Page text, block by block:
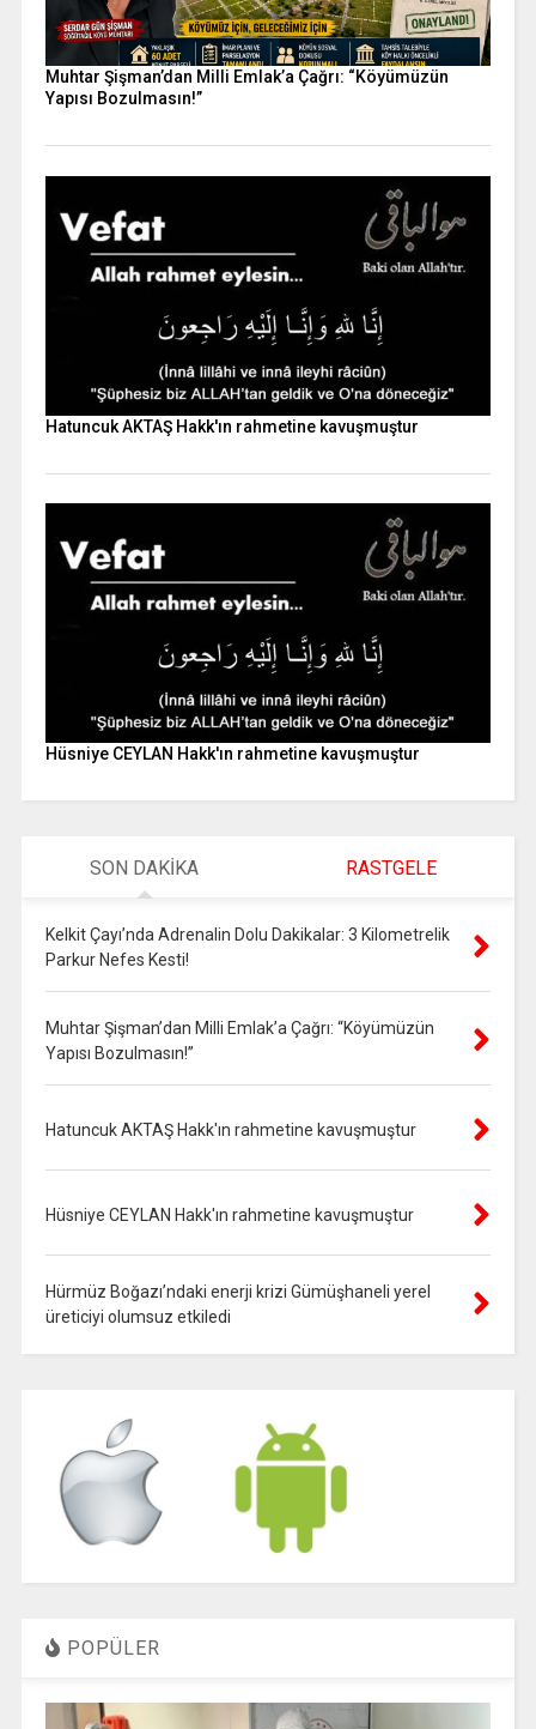
Muhtar Şişman’dan Milli Emlak’a Çağrı: “Köyümüzün
Yapısı Bozulmasın!”
Hatuncuk AKTAŞ Hakk'ın rahmetine kavuşmuştur
Hüsniye CEYLAN Hakk'ın rahmetine kavuşmuştur
SON DAKİKA RASTGELE
Kelkit Çayı’nda Adrenalin Dolu Dakikalar: 3 Kilometrelik
Parkur Nefes Kesti!
Muhtar Şişman’dan Milli Emlak’a Çağrı: “Köyümüzün
Yapısı Bozulmasın!”
Hatuncuk AKTAŞ Hakk'ın rahmetine kavuşmuştur
Hüsniye CEYLAN Hakk'ın rahmetine kavuşmuştur
Hürmüz Boğazı’ndaki enerji krizi Gümüşhaneli yerel
üreticiyi olumsuz etkiledi
POPÜLER